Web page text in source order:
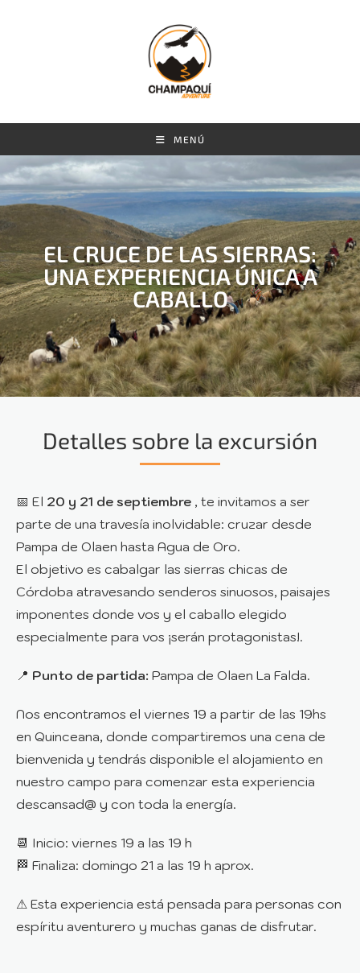
MENÚ
EL CRUCE DE LAS SIERRAS:
UNA EXPERIENCIA ÚNICA A
CABALLO
Detalles sobre la excursión
📅 El 20 y 21 de septiembre , te invitamos a ser
parte de una travesía inolvidable: cruzar desde
Pampa de Olaen hasta Agua de Oro.
El objetivo es cabalgar las sierras chicas de
Córdoba atravesando senderos sinuosos, paisajes
imponentes donde vos y el caballo elegido
especialmente para vos ¡serán protagonistas!.
📍 Punto de partida: Pampa de Olaen La Falda.
Nos encontramos el viernes 19 a partir de las 19hs
en Quinceana, donde compartiremos una cena de
bienvenida y tendrás disponible el alojamiento en
nuestro campo para comenzar esta experiencia
descansad@ y con toda la energía.
📆 Inicio: viernes 19 a las 19 h
🏁 Finaliza: domingo 21 a las 19 h aprox.
⚠ Esta experiencia está pensada para personas con
espíritu aventurero y muchas ganas de disfrutar.